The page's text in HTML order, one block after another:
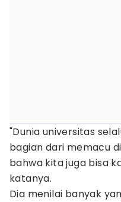
"Dunia universitas
bagian dari memacu
bahwa kita juga bisa
katanya.
Dia menilai banyak